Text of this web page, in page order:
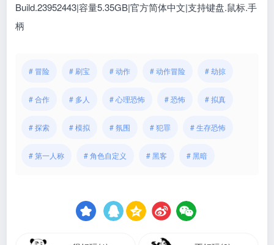
Build.23952443|容量5.35GB|官方简体中文|支持键盘.鼠标.手
柄
# 冒险 # 刷宝 # 动作 # 动作冒险 # 劫掠
# 合作 # 多人 # 心理恐怖 # 恐怖 # 拟真
# 探索 # 模拟 # 氛围 # 犯罪 # 生存恐怖
# 第一人称 # 角色自定义 # 黑客 # 黑暗